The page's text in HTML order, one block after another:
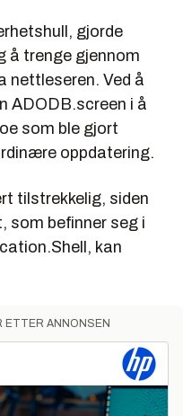
gjorde
å trenge gjennom
nettleseren. Ved å
ADODB.screen i å
som ble gjort
oppdatering.
tilstrekkelig, siden
som befinner seg i
kan
ETTER ANNONSEN